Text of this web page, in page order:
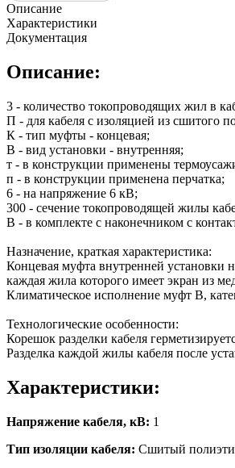
Описание
Характеристики
Документация
Описание:
3 - количество токопроводящих жил в
П - для кабеля с изоляцией из сшитого
К - тип муфты - концевая;
В - вид установки - внутренняя;
т - в конструкции применены
п - в конструкции применена перчатка;
6 - на напряжение 6 кВ;
300 - сечение токопроводящей жилы
В - в комплекте с наконечником с
Назначение, краткая характеристика:
Концевая муфта внутренней установки
каждая жила которого имеет экран из
Климатическое исполнение муфт В,
Технологические особенности:
Корешок разделки кабеля
Разделка каждой жилы кабеля после
Характеристики:
Напряжение кабеля, кВ: 1
Тип изоляции кабеля: Сшитый